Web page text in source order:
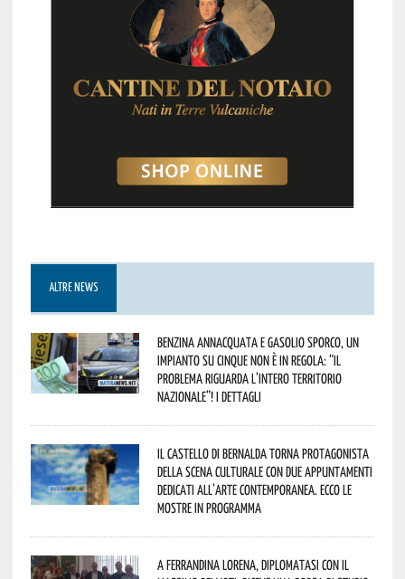
ALTRE NEWS
Benzina annacquata e gasolio sporco, un
impianto su cinque non è in regola: “il
problema riguarda l’intero territorio
Nazionale”! I dettagli
Il Castello di Bernalda torna protagonista
della scena culturale con due appuntamenti
dedicati all’arte contemporanea. Ecco le
mostre in programma
A Ferrandina Lorena, diplomatasi con il